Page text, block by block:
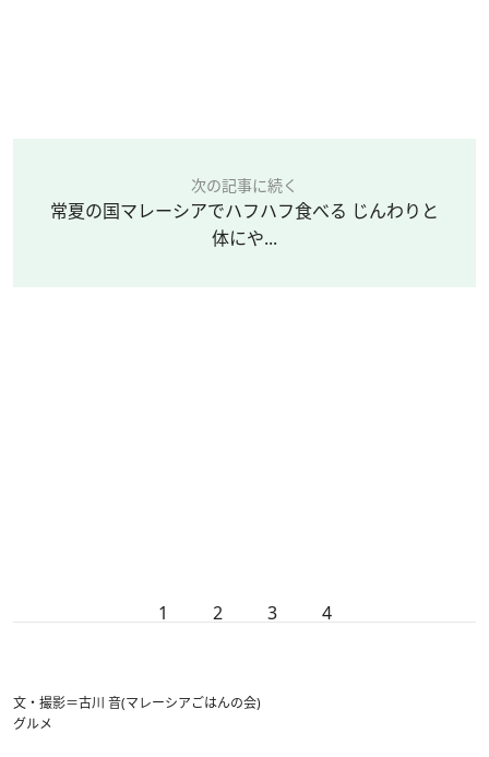
次の記事に続く
常夏の国マレーシアでハフハフ食べる じんわりと
体にや...
1 2 3 4
文・撮影＝古川 音(マレーシアごはんの会)
グルメ